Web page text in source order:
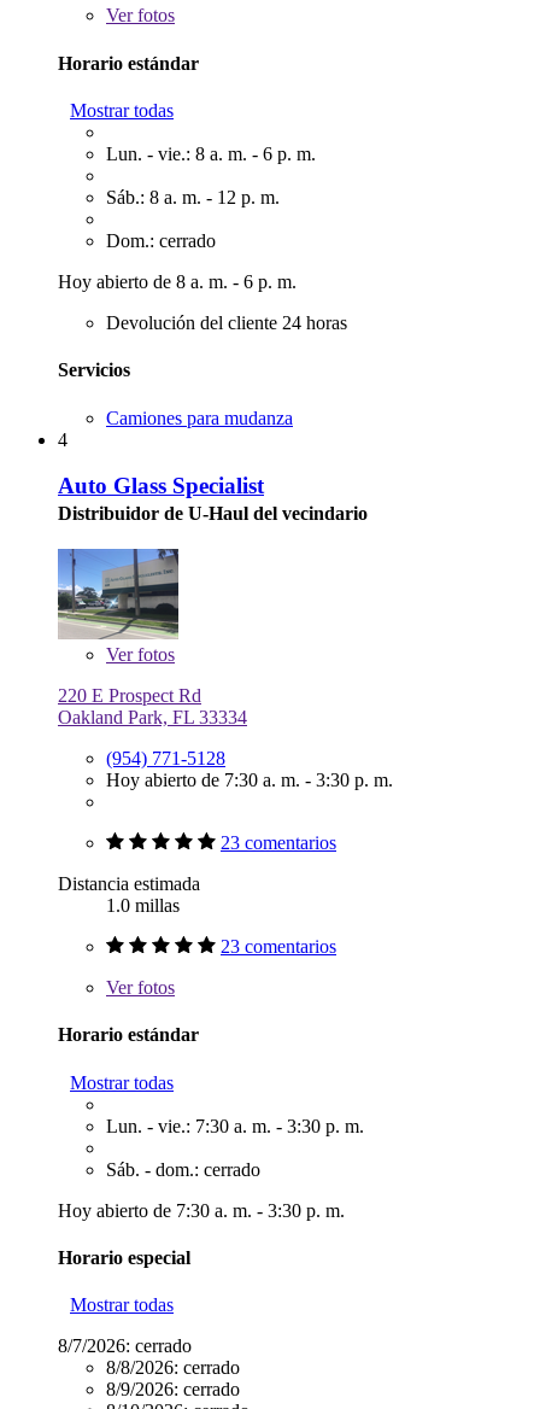
Verfotos
Horario estándar
Mostrar todas
Lun. - vie.: 8 a. m. - 6 p. m.
Sáb.: 8 a. m. - 12 p. m.
Dom.: cerrado
Hoy abierto de 8 a. m. - 6 p. m.
Devolución del cliente 24 horas
Servicios
Camiones para mudanza
4
Auto Glass Specialist
Distribuidor de U-Haul del vecindario
Verfotos
220 E Prospect Rd
Oakland Park, FL 33334
(954) 771-5128
Hoy abierto de 7:30 a. m. - 3:30 p. m.
23 comentarios
Distancia estimada
1.0 millas
23 comentarios
Verfotos
Horario estándar
Mostrar todas
Lun. - vie.: 7:30 a. m. - 3:30 p. m.
Sáb. - dom.: cerrado
Hoy abierto de 7:30 a. m. - 3:30 p. m.
Horario especial
Mostrar todas
8/7/2026: cerrado
8/8/2026: cerrado
8/9/2026: cerrado